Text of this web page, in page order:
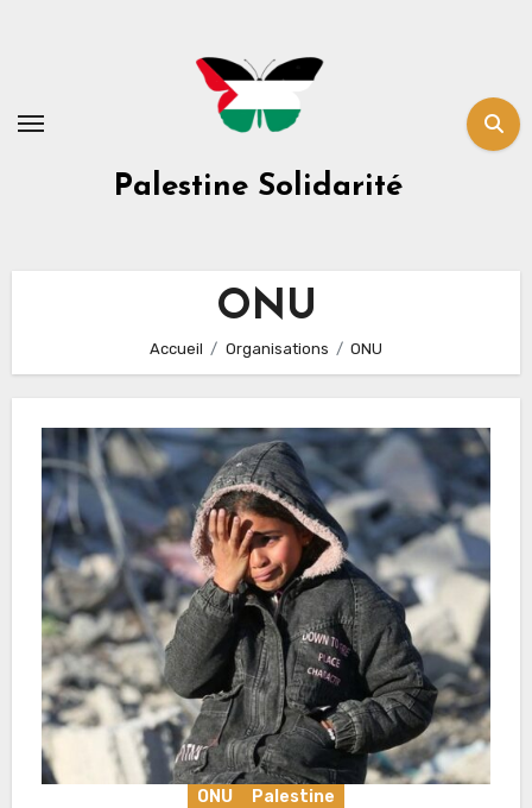
Palestine Solidarité
ONU
Accueil Organisations ONU
ONU Palestine